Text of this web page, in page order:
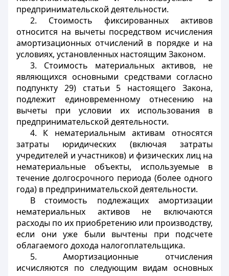
предпринимательской деятельности.
2. Стоимость фиксированных активов
относится на вычеты посредством исчисления
амортизационных отчислений в порядке и на
условиях, установленных настоящим Законом.
3. Стоимость материальных активов, не
являющихся основными средствами согласно
подпункту 29) статьи 5 настоящего Закона,
подлежит единовременному отнесению на
вычеты при условии их использования в
предпринимательской деятельности.
4. К нематериальным активам относятся
затраты юридических (включая затраты
учредителей и участников) и физических лиц на
нематериальные объекты, используемые в
течение долгосрочного периода (более одного
года) в предпринимательской деятельности.
В стоимость подлежащих амортизации
нематериальных активов не включаются
расходы по их приобретению или производству,
если они уже были вычтены при подсчете
облагаемого дохода налогоплательщика.
5. Амортизационные отчисления
исчисляются по следующим видам основных